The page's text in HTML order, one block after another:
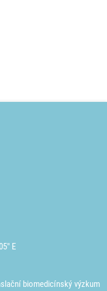
E
biomedicínský výzkum